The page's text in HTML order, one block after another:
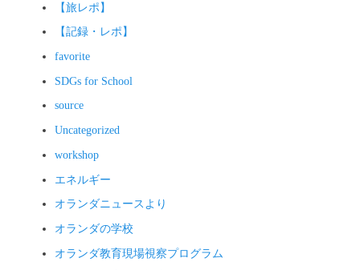
【旅レポ】
【記録・レポ】
favorite
SDGs for School
source
Uncategorized
workshop
エネルギー
オランダニュースより
オランダの学校
オランダ教育現場視察プログラム